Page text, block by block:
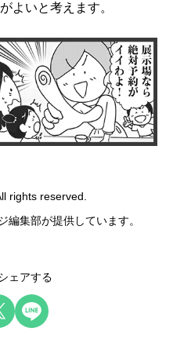
よいと考えます。
rights reserved.
編集部が提供しています。
ェアする